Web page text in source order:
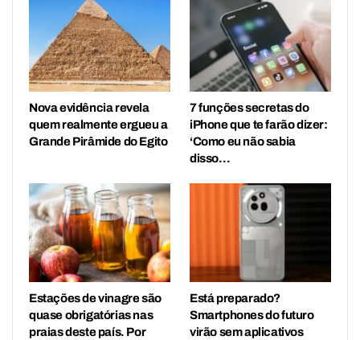
Nova evidência revela
quem realmente ergueu a
Grande Pirâmide do Egito
7 funções secretas do
iPhone que te farão dizer:
‘Como eu não sabia
disso…
Estações de vinagre são
quase obrigatórias nas
praias deste país. Por
Está preparado?
Smartphones do futuro
virão sem aplicativos